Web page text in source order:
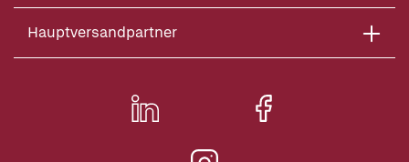
Hauptversandpartner